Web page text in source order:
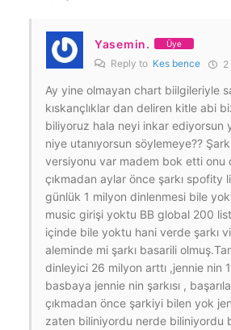
Yasemin. Üye
Reply to Kes bence
Ay yine olmayan chart biilgileriyle
kıskançlıklar dan deliren kitle abi
biliyoruz hala neyi inkar ediyorsun
niye utanıyorsun söylemeye??
versiyonu var madem bok etti onu
çıkmadan aylar önce şarkı spofity
günlük 1 milyon dinlenmesi bile
music girişi yoktu BB global 200
içinde bile yoktu hani verde şarkı
aleminde mi şarkı basarili
dinleyici 26 milyon arttı ,jennie nin
basbaya jennie nin şarkısı ,
çıkmadan önce şarkiyi bilen yok
zaten biliniyordu nerde biliniyordu